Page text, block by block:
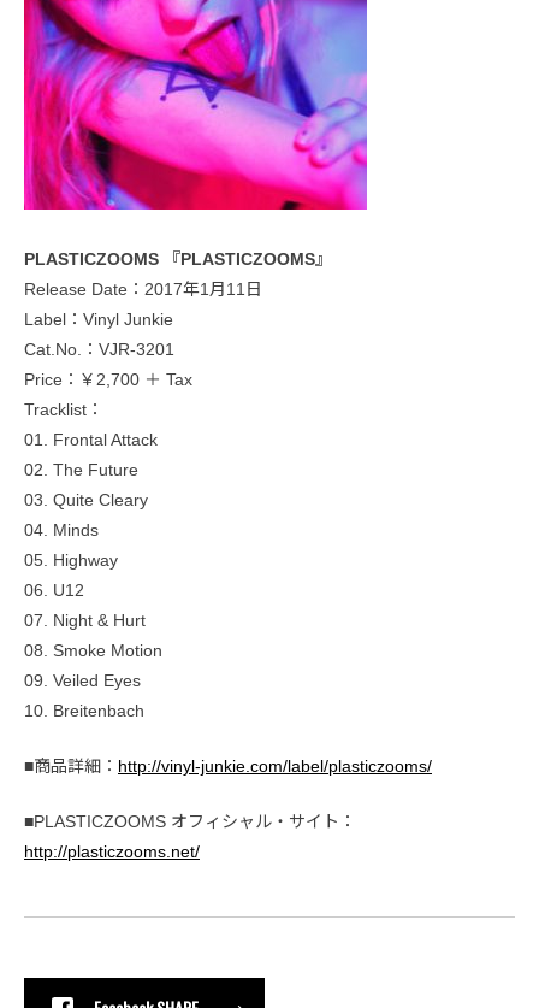
PLASTICZOOMS 『PLASTICZOOMS』
Release Date：2017年1月11日
Label：Vinyl Junkie
Cat.No.：VJR-3201
Price：￥2,700 ＋ Tax
Tracklist：
01. Frontal Attack
02. The Future
03. Quite Cleary
04. Minds
05. Highway
06. U12
07. Night & Hurt
08. Smoke Motion
09. Veiled Eyes
10. Breitenbach
■商品詳細： http://vinyl-junkie.com/label/plasticzooms/
■PLASTICZOOMS オフィシャル・サイト：
http://plasticzooms.net/